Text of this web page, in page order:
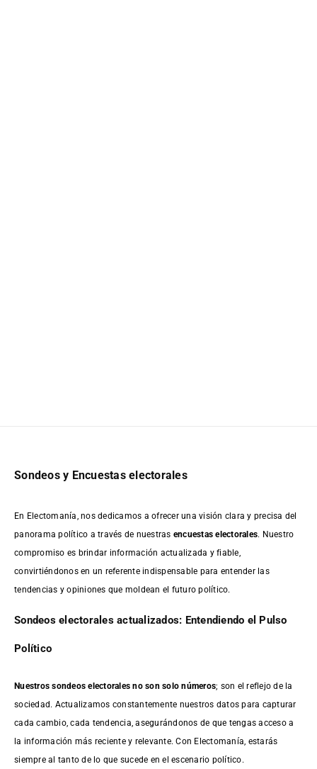
Sondeos y Encuestas electorales
En Electomanía, nos dedicamos a ofrecer una visión clara y precisa del
panorama político a través de nuestras encuestas electorales. Nuestro
compromiso es brindar información actualizada y fiable,
convirtiéndonos en un referente indispensable para entender las
tendencias y opiniones que moldean el futuro político.
Sondeos electorales actualizados: Entendiendo el Pulso
Político
Nuestros sondeos electorales no son solo números; son el reflejo de la
sociedad. Actualizamos constantemente nuestros datos para capturar
cada cambio, cada tendencia, asegurándonos de que tengas acceso a
la información más reciente y relevante. Con Electomanía, estarás
siempre al tanto de lo que sucede en el escenario político.